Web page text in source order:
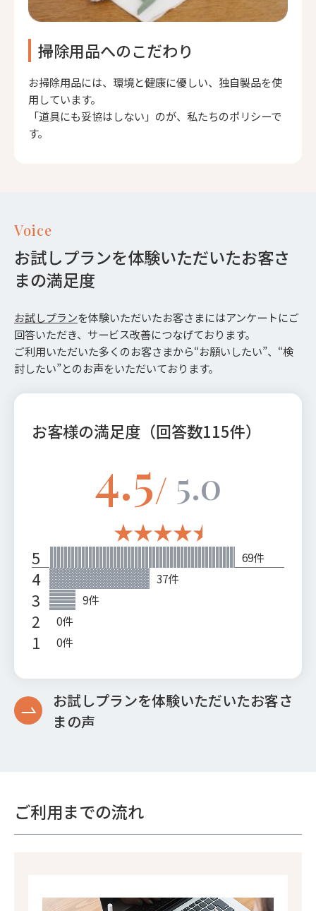
掃除用品へのこだわり
お掃除用品には、環境と健康に優しい、独自製品を使
用しています。
「道具にも妥協はしない」のが、私たちのポリシーで
す。
Voice
お試しプランを体験いただいたお客さ
まの満足度
お試しプランを体験いただいたお客さまにはアンケートにご
回答いただき、サービス改善につなげております。
ご利用いただいた多くのお客さまから“お願いしたい”、“検
討したい”とのお声をいただいております。
お試しプランを体験いただいたお客さ
まの声
ご利用までの流れ